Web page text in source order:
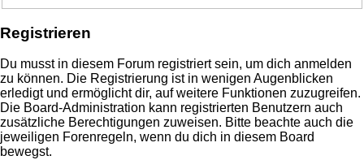
Registrieren
Du musst in diesem Forum registriert sein, um dich anmelden
zu können. Die Registrierung ist in wenigen Augenblicken
erledigt und ermöglicht dir, auf weitere Funktionen zuzugreifen.
Die Board-Administration kann registrierten Benutzern auch
zusätzliche Berechtigungen zuweisen. Bitte beachte auch die
jeweiligen Forenregeln, wenn du dich in diesem Board
bewegst.